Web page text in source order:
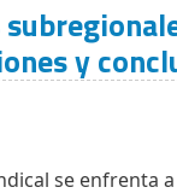
y
se enfrenta